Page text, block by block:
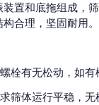
减振装置和底拖组成
理，坚固耐用。
无松动，如有松
体运行平稳，